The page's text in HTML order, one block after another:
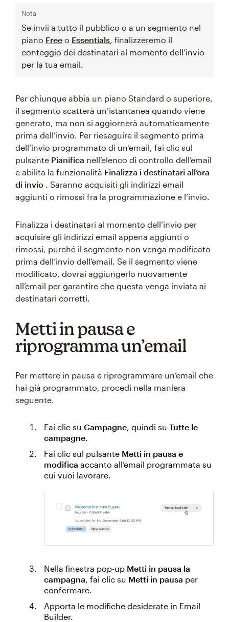
Nota
Se invii a tutto il pubblico o a un segmento nel
piano Free o Essentials, finalizzeremo il
conteggio dei destinatari al momento dell’invio
per la tua email.
Per chiunque abbia un piano Standard o superiore,
il segmento scatterà un’istantanea quando viene
generato, ma non si aggiornerà automaticamente
prima dell’invio. Per rieseguire il segmento prima
dell’invio programmato di un’email, fai clic sul
pulsante Pianifica nell’elenco di controllo dell’email
e abilita la funzionalità Finalizza i destinatari all’ora
di invio . Saranno acquisiti gli indirizzi email
aggiunti o rimossi fra la programmazione e l’invio.
Finalizza i destinatari al momento dell’invio per
acquisire gli indirizzi email appena aggiunti o
rimossi, purché il segmento non venga modificato
prima dell’invio dell’email. Se il segmento viene
modificato, dovrai aggiungerlo nuovamente
all’email per garantire che questa venga inviata ai
destinatari corretti.
Metti in pausa e
riprogramma un’email
Per mettere in pausa e riprogrammare un’email che
hai già programmato, procedi nella maniera
seguente.
Fai clic su Campagne, quindi su Tutte le
campagne.
Fai clic sul pulsante Metti in pausa e
modifica accanto all’email programmata su
cui vuoi lavorare.
Nella finestra pop-up Metti in pausa la
campagna, fai clic su Metti in pausa per
confermare.
Apporta le modifiche desiderate in Email
Builder.